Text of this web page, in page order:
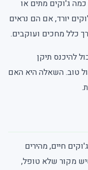
ג'וקים מתים או
יורד, אם הם נראים
כלל מחכים ועוקבים.
להיכנס תיקן
טוב. השאלה היא האם
חיים, מהירים
מקור שלא טופל,